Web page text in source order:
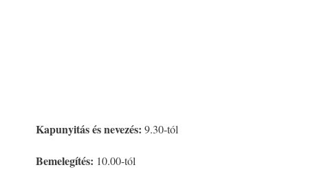
Kapunyitás és nevezés: 9.30-tól
Bemelegítés: 10.00-tól